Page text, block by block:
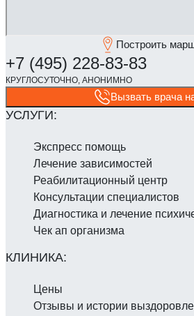
Построить
Вызвать врача
Экспресс помощь
Лечение зависимостей
Реабилитаци­онный центр
Консультации специалистов
Диагностика и лечение
Чек ап организма
Цены
Отзывы и истории